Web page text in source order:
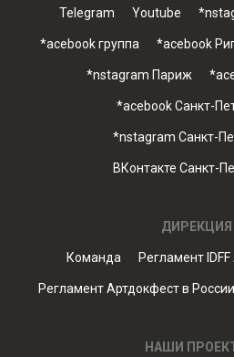
Telegram Youtube
*acebook группа *acebook
*nstagram Париж
*acebook Санкт-
*nstagram Санкт-
ВКонтакте Санкт-
ДИРЕКЦИЯ
Команда Регламент
Регламент Артдокфест в России
НАШИ